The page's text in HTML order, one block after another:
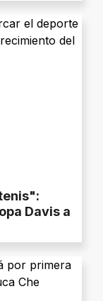
Davis a